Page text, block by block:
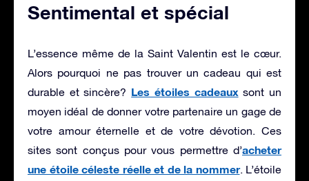
Sentimental et spécial
L’essence même de la Saint Valentin est le cœur.
Alors pourquoi ne pas trouver un cadeau qui est
durable et sincère? Les étoiles cadeaux sont un
moyen idéal de donner votre partenaire un gage de
votre amour éternelle et de votre dévotion. Ces
sites sont conçus pour vous permettre d’acheter
une étoile céleste réelle et de la nommer. L’étoile